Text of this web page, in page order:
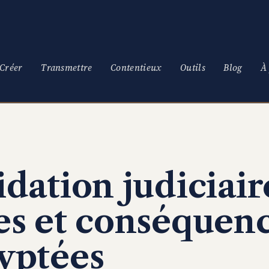
Créer Transmettre Contentieux Outils Blog À
et